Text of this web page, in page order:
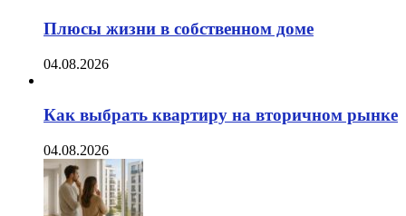
Плюсы жизни в собственном доме
04.08.2026
Как выбрать квартиру на вторичном рынке
04.08.2026